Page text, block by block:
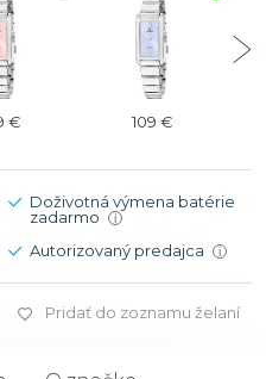
€ 109 €
Doživotná výmena batérie
zadarmo
i
Autorizovaný predajca i
Pridať do zoznamu želaní